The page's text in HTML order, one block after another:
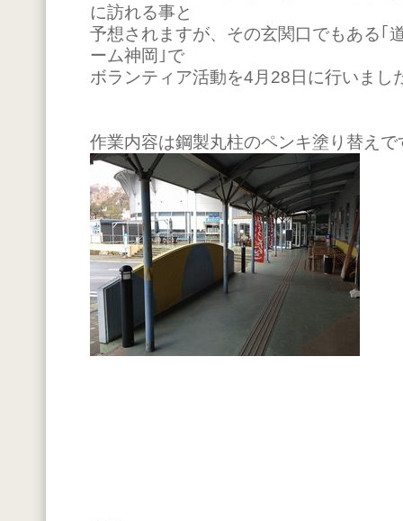
に訪れる事と
予想されますが、その玄関口でもある
ーム神岡｣で
ボランティア活動を4月28日に行いまし
作業内容は鋼製丸柱のペンキ塗り替えで